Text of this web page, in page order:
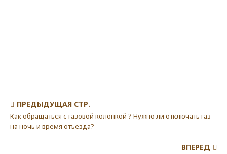
ПРЕДЫДУЩАЯ СТР.
Как обращаться с газовой колонкой ? Нужно ли отключать газ
на ночь и время отъезда?
ВПЕРЁД